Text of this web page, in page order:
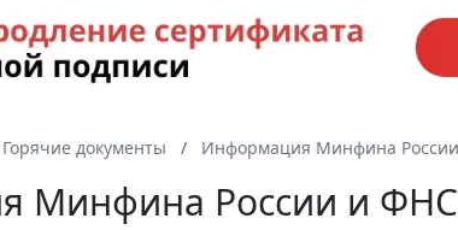
Горячие документы Информация Минфина
Минфина России и ФНС